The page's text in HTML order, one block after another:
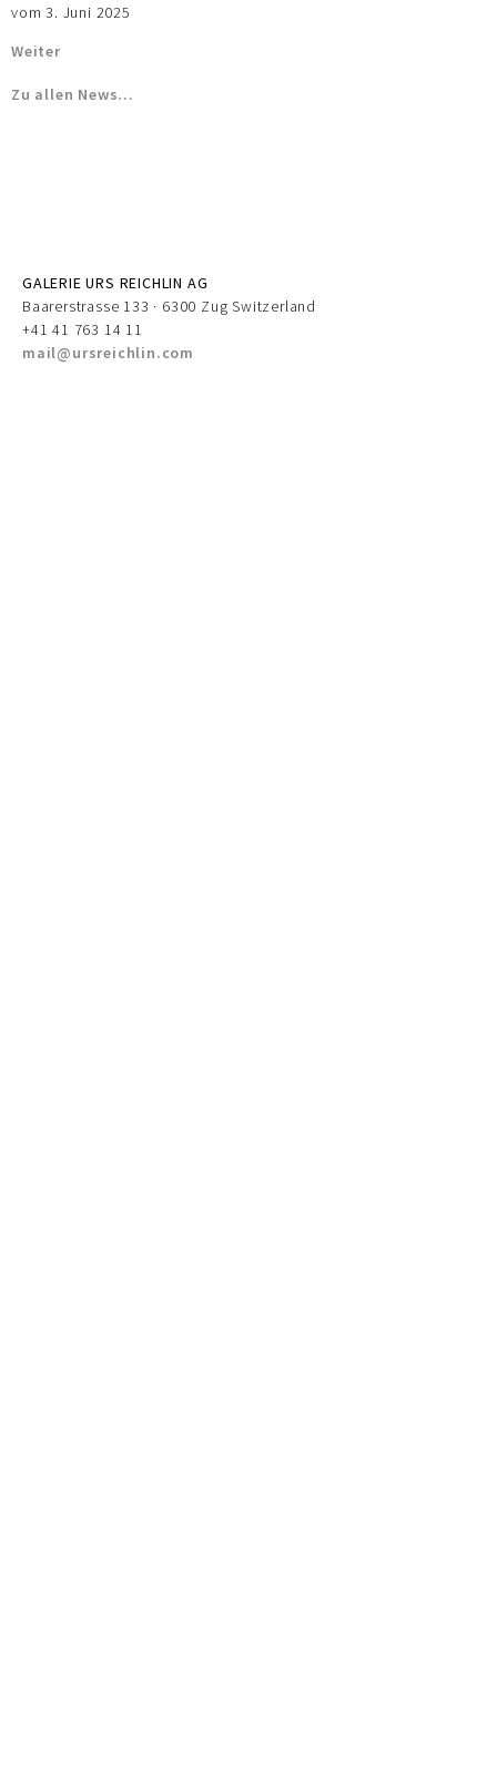
vom 3. Juni 2025
Weiter
Zu allen News…
GALERIE URS REICHLIN AG
Baarerstrasse 133 · 6300 Zug Switzerland
+41 41 763 14 11
mail@ursreichlin.com